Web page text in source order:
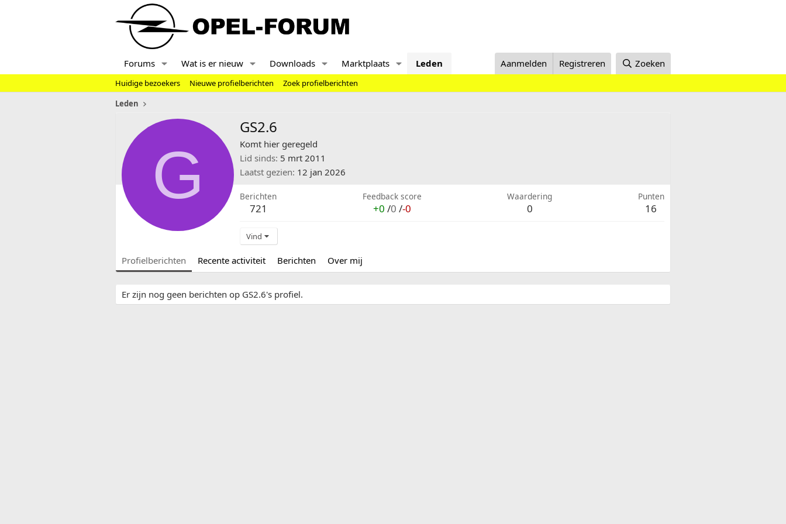
Forums Wat is er nieuw Downloads Marktplaats Leden Aanmelden Registreren Zoeken
Huidige bezoekers Nieuwe profielberichten
Zoek profielberichten
Leden
G
GS2.6
Komt hier geregeld
Lid sinds 5 mrt 2011
Laatst gezien 12 jan 2026
Berichten
721
Feedback score
+0 /0 /-0
Waardering
0
Punten
16
Vind
Profielberichten Recente activiteit Berichten Over mij
Er zijn nog geen berichten op GS2.6's profiel.